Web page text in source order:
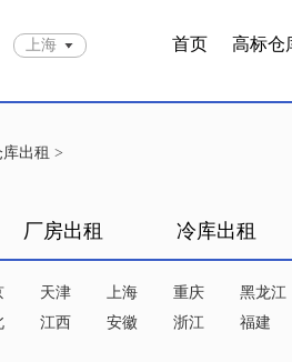
上海 首页 高标仓
出租 >
厂房出租 冷库出租
天津 上海 重庆
黑龙江
江西 安徽 浙江
福建